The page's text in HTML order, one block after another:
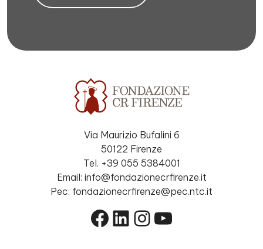
Via Maurizio Bufalini 6
50122 Firenze
Tel. +39 055 5384001
Email: info@fondazionecrfirenze.it
Pec: fondazionecrfirenze@pec.ntc.it
Facebook
LinkedIn
Instagram
YouTube